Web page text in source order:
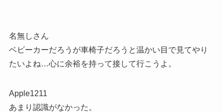
名無しさん
ベビーカーだろうが車椅子だろうと温かい目で見てやり
たいよね…心に余裕を持って接して行こうよ。
Apple1211
あまり認識がなかった。